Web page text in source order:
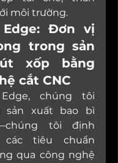
môi trường.
Đơn vị
trong sản
xốp bằng
cắt CNC
chúng tôi
sản xuất bao bì
tôi định
tiêu chuẩn
qua công nghệ